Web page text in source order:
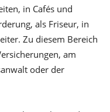
in Cafés und
als Friseur, in
Zu diesem Bereich
am
oder der